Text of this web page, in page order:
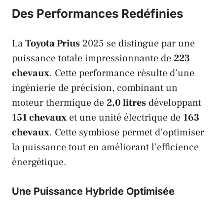
Des Performances Redéfinies
LaToyota Prius 2025 se distingue par une
puissance totale impressionnante de223
chevaux. Cette performance résulte d’une
ingénierie de précision, combinant un
moteur thermique de2,0 litres développant
151 chevaux et une unité électrique de 163
chevaux. Cette symbiose permet d’optimiser
la puissance tout en améliorant l’efficience
énergétique.
Une Puissance Hybride Optimisée